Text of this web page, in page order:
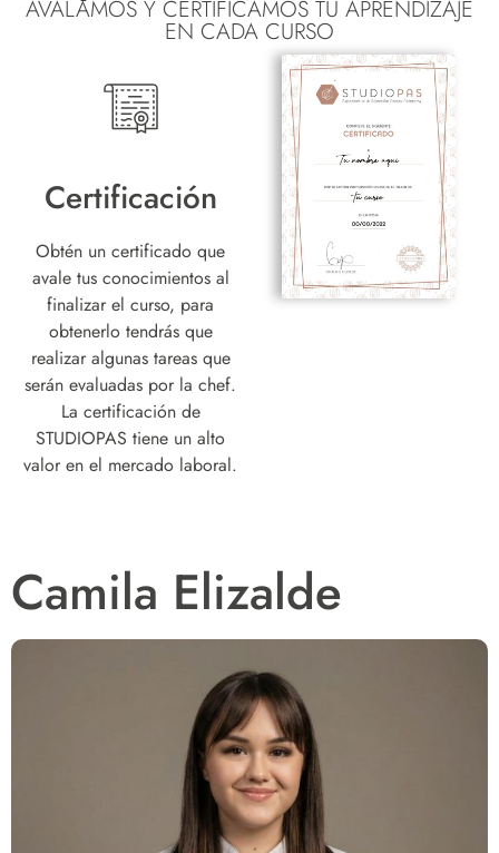
AVALAMOS Y CERTIFICAMOS TU APRENDIZAJE
EN CADA CURSO
Certificación
Obtén un certificado que
avale tus conocimientos al
finalizar el curso, para
obtenerlo tendrás que
realizar algunas tareas que
serán evaluadas por la chef.
La certificación de
STUDIOPAS tiene un alto
valor en el mercado laboral.
Camila Elizalde